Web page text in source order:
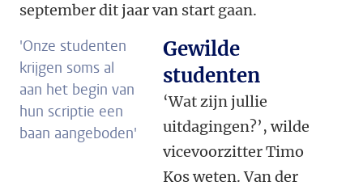
september dit jaar van start gaan.
'Onze studenten
krijgen soms al
aan het begin van
hun scriptie een
baan aangeboden'
Gewilde
studenten
‘Wat zijn jullie
uitdagingen?’, wilde
vicevoorzitter Timo
Kos weten. Van der